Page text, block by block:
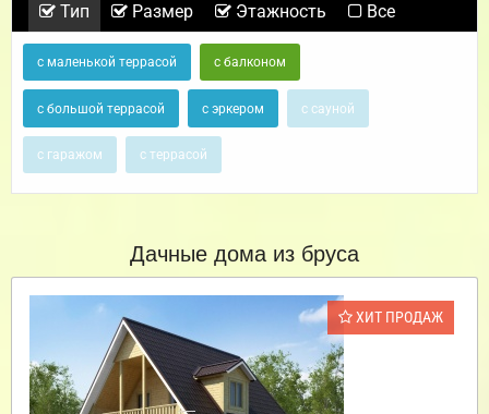
Тип Размер Этажность Все
с маленькой террасой с балконом
с большой террасой с эркером с сауной
с гаражом с террасой
Дачные дома из бруса
ХИТ ПРОДАЖ